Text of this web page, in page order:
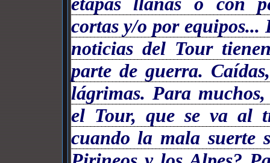
cortas y/o por equipos...
noticias del Tour
parte de guerra.
lágrimas. Para
el Tour, que se va al
cuando la mala suerte